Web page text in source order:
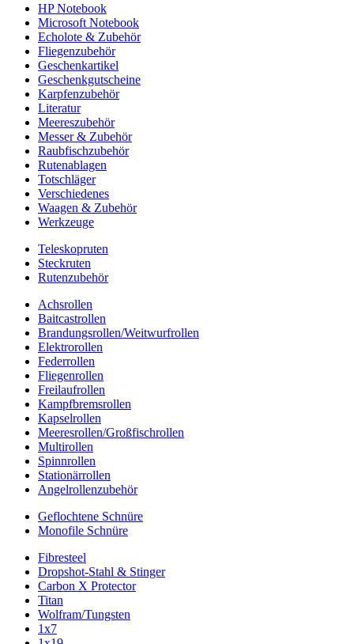
HP Notebook
Microsoft Notebook
Echolote & Zubehör
Fliegenzubehör
Geschenkartikel
Geschenkgutscheine
Karpfenzubehör
Literatur
Meereszubehör
Messer & Zubehör
Raubfischzubehör
Rutenablagen
Totschläger
Verschiedenes
Waagen & Zubehör
Werkzeuge
Teleskopruten
Steckruten
Rutenzubehör
Achsrollen
Baitcastrollen
Brandungsrollen/Weitwurfrollen
Elektrorollen
Federrollen
Fliegenrollen
Freilaufrollen
Kampfbremsrollen
Kapselrollen
Meeresrollen/Großfischrollen
Multirollen
Spinnrollen
Stationärrollen
Angelrollenzubehör
Geflochtene Schnüre
Monofile Schnüre
Fibresteel
Dropshot-Stahl & Stinger
Carbon X Protector
Titan
Wolfram/Tungsten
1x7